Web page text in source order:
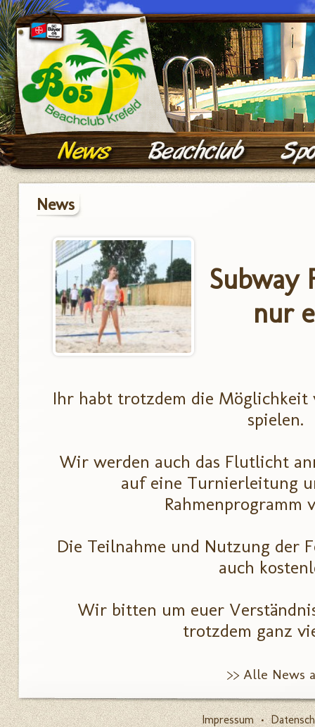
News
Subway
nur
Ihr habt trotzdem die Möglichkeit
spielen.
Wir werden auch das Flutlicht
auf eine Turnierleitung
Rahmenprogramm
Die Teilnahme und Nutzung der
auch
Wir bitten um euer
trotzdem ganz
>> Alle News
Impressum •